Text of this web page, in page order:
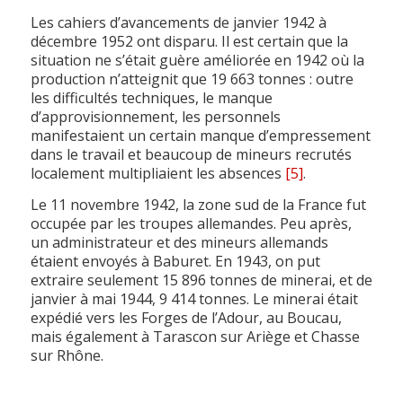
Les cahiers d’avancements de janvier 1942 à
décembre 1952 ont disparu. Il est certain que la
situation ne s’était guère améliorée en 1942 où la
production n’atteignit que 19 663 tonnes : outre
les difficultés techniques, le manque
d’approvisionnement, les personnels
manifestaient un certain manque d’empressement
dans le travail et beaucoup de mineurs recrutés
localement multipliaient les absences [5].
Le 11 novembre 1942, la zone sud de la France fut
occupée par les troupes allemandes. Peu après,
un administrateur et des mineurs allemands
étaient envoyés à Baburet. En 1943, on put
extraire seulement 15 896 tonnes de minerai, et de
janvier à mai 1944, 9 414 tonnes. Le minerai était
expédié vers les Forges de l’Adour, au Boucau,
mais également à Tarascon sur Ariège et Chasse
sur Rhône.